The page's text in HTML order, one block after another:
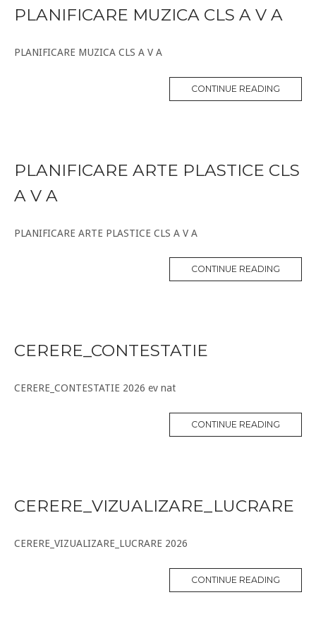
PLANIFICARE MUZICA CLS A V A
PLANIFICARE MUZICA CLS A V A
CONTINUE READING
PLANIFICARE ARTE PLASTICE CLS
A V A
PLANIFICARE ARTE PLASTICE CLS A V A
CONTINUE READING
CERERE_CONTESTATIE
CERERE_CONTESTATIE 2026 ev nat
CONTINUE READING
CERERE_VIZUALIZARE_LUCRARE
CERERE_VIZUALIZARE_LUCRARE 2026
CONTINUE READING